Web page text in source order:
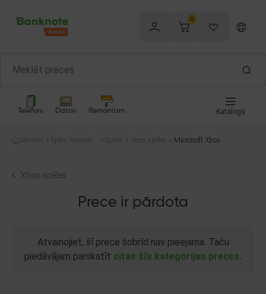
0
Telefoni Datori Remontam Katalogs
Sākums
Spēļu konsoles
Spēles Xbox spēles
Microsoft Xbox O
Xbox spēles
Prece ir pārdota
Atvainojiet, šī prece šobrīd nav pieejama. Taču
piedāvājam parskatīt citas šīs kategorijas preces.